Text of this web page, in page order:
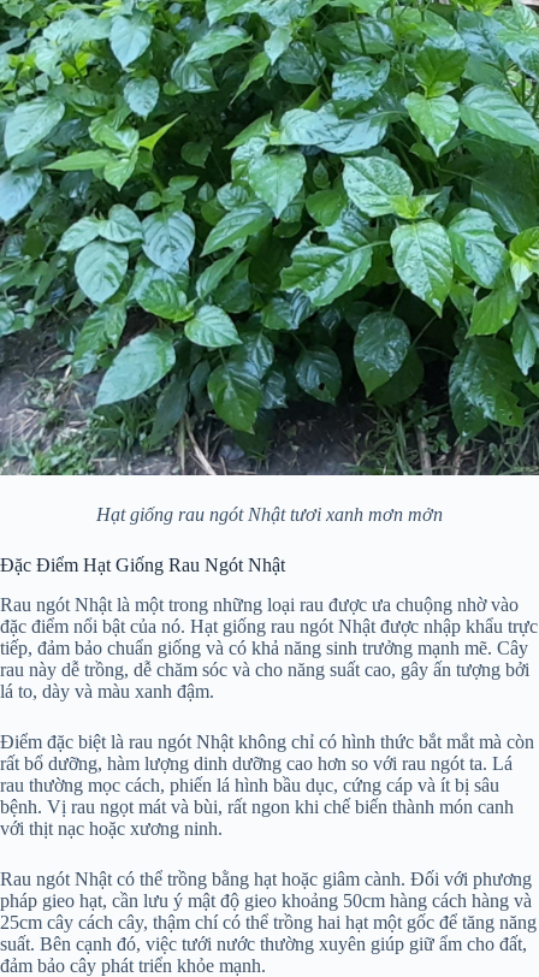
Hạt giống rau ngót Nhật tươi xanh mơn mởn
Đặc Điểm Hạt Giống Rau Ngót Nhật
Rau ngót Nhật là một trong những loại rau được ưa chuộng nhờ vào
đặc điểm nổi bật của nó. Hạt giống rau ngót Nhật được nhập khẩu trực
tiếp, đảm bảo chuẩn giống và có khả năng sinh trưởng mạnh mẽ. Cây
rau này dễ trồng, dễ chăm sóc và cho năng suất cao, gây ấn tượng bởi
lá to, dày và màu xanh đậm.
Điểm đặc biệt là rau ngót Nhật không chỉ có hình thức bắt mắt mà còn
rất bổ dưỡng, hàm lượng dinh dưỡng cao hơn so với rau ngót ta. Lá
rau thường mọc cách, phiến lá hình bầu dục, cứng cáp và ít bị sâu
bệnh. Vị rau ngọt mát và bùi, rất ngon khi chế biến thành món canh
với thịt nạc hoặc xương ninh.
Rau ngót Nhật có thể trồng bằng hạt hoặc giâm cành. Đối với phương
pháp gieo hạt, cần lưu ý mật độ gieo khoảng 50cm hàng cách hàng và
25cm cây cách cây, thậm chí có thể trồng hai hạt một gốc để tăng năng
suất. Bên cạnh đó, việc tưới nước thường xuyên giúp giữ ẩm cho đất,
đảm bảo cây phát triển khỏe mạnh.